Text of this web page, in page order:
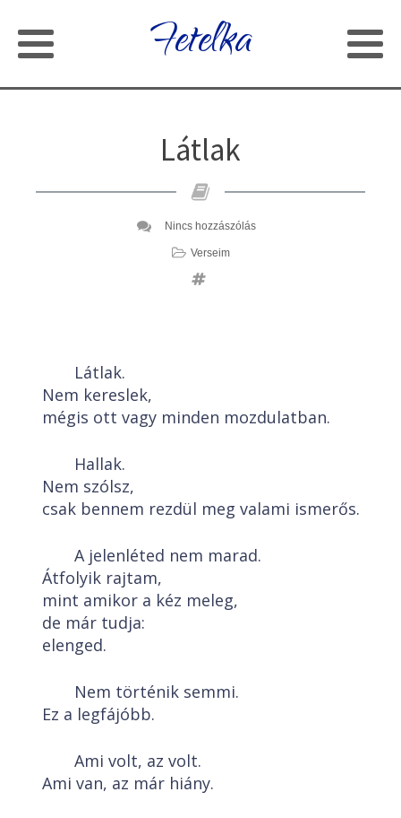
Fetelka
Látlak
Nincs hozzászólás
Verseim
Látlak.
Nem kereslek,
mégis ott vagy minden mozdulatban.
Hallak.
Nem szólsz,
csak bennem rezdül meg valami ismerős.
A jelenléted nem marad.
Átfolyik rajtam,
mint amikor a kéz meleg,
de már tudja:
elenged.
Nem történik semmi.
Ez a legfájóbb.
Ami volt, az volt.
Ami van, az már hiány.